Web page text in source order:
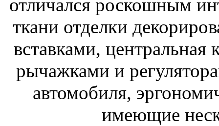
отличался роскошным
ткани отделки
вставками,
рычажками и
автомобиля,
имеющие